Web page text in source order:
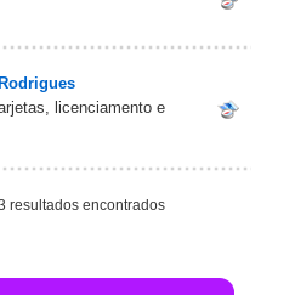
licenciamento e
resultados encontrados